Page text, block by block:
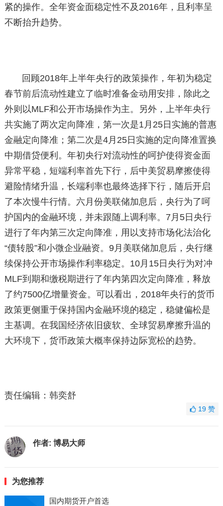
紧的操作。全年资金面稳定性不及2016年，且利率呈
不断抬升趋势。
回顾2018年上半年央行的政策操作，年初为稳定
春节前后流动性建立了临时准备金动用安排，除此之
外则以MLF和公开市场操作为主。另外，上半年央行
共实施了两次定向降准，第一次是1月25日实施的普惠
金融定向降准；第二次是4月25日实施的定向降准置换
中期借贷便利。年初央行对流动性的呵护使得资金面
异常平稳，短端利率首先下行，后中美贸易摩擦使得
避险情绪升温，长端利率也最终选择下行，随后开启
了本次慢牛行情。六月份美联储加息后，央行为了呵
护国内的金融环境，并未跟随上调利率。7月5日央行
进行了年内第三次定向降准，用以支持市场化法治化
“债转股”和小微企业融资。9月美联储加息后，央行继
续保持公开市场操作利率稳定。10月15日央行为对冲
MLF到期和缴税期进行了年内第四次定向降准，释放
了约7500亿增量资金。可以看出，2018年央行的货币
政策更侧重于保持国内金融环境的稳定，稳健偏松是
主基调。在我国经济依旧疲软、全球贸易摩擦升温的
大环境下，货币政策大概率保持边际宽松的趋势。
责任编辑：韩奕舒
19赞
作者: 博易大师
为您推荐
国内期货开户首选